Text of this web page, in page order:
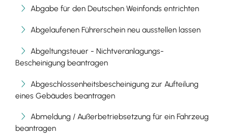
Abgabe für den Deutschen Weinfonds entrichten
Abgelaufenen Führerschein neu ausstellen lassen
Abgeltungsteuer - Nichtveranlagungs-
Bescheinigung beantragen
Abgeschlossenheitsbescheinigung zur Aufteilung
eines Gebäudes beantragen
Abmeldung / Außerbetriebsetzung für ein Fahrzeug
beantragen